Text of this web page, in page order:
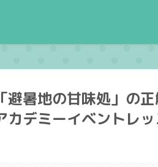
避暑地の甘味処」の
デミーイベントレ